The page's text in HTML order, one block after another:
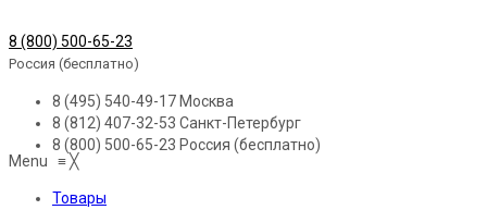
8 (800) 500-65-23
Россия (бесплатно)
8 (495) 540-49-17 Москва
8 (812) 407-32-53 Санкт-Петербург
8 (800) 500-65-23 Россия (бесплатно)
Menu ≡╳
Товары